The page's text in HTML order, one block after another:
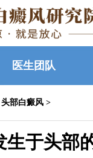
医生团队
头部白癜风 >
生于头部